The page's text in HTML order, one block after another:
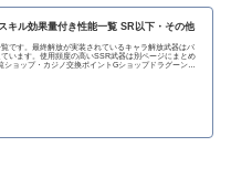
キル効果量付き性能一覧 SR以下・その他
です。最終解放が実装されているキャラ解放武器はバ
います。使用頻度の高いSSR武器は別ページにまとめ
ショップ・カジノ交換ポイントGショップドラグーンラ